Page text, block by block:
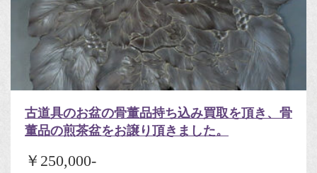
古道具のお盆の骨董品持ち込み買取を頂き、骨
董品の煎茶盆をお譲り頂きました。
￥250,000-